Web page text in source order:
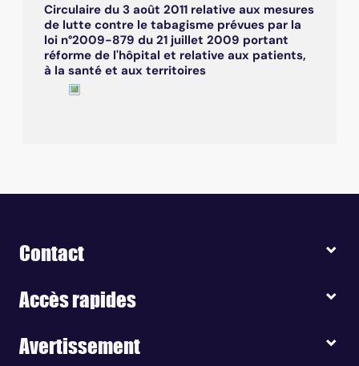
Circulaire du 3 août 2011 relative aux mesures
de lutte contre le tabagisme prévues par la
loi n°2009-879 du 21 juillet 2009 portant
réforme de l'hôpital et relative aux patients,
à la santé et aux territoires
Contact
Accès rapides
Avertissement